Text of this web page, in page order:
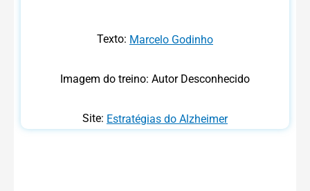
Texto: Marcelo Godinho
Imagem do treino: Autor Desconhecido
Site: Estratégias do Alzheimer